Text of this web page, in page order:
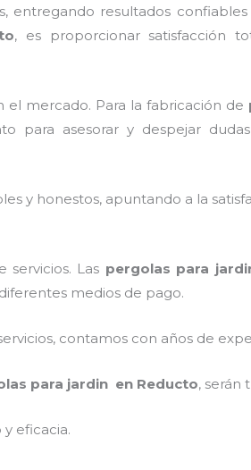
entregando resultados
, es proporcionar satisfacción
mercado. Para la fabricación de
para asesorar y despejar
y honestos, apuntando a la
Las pergolas para
medios de pago.
contamos con años de
para jardin en Reducto, serán
eficacia.